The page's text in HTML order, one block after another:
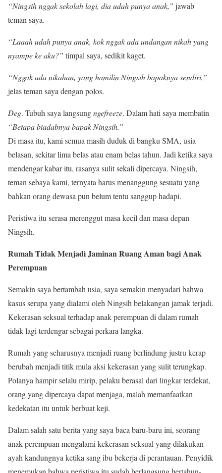
“Ningsih nggak sekolah lagi, dia udah punya anak,” jawab
teman saya.
“Laaah udah punya anak, kok nggak ada undangan nikah yang
nyampe ke aku?” timpal saya, sedikit kaget.
“Nggak ada nikahan, yanghamilin Ningsihbapaknya sendiri,”
jelas teman saya dengan polos.
Deg. Tubuh saya langsungngefreeze. Dalam hati saya membatin
“Betapa biadabnyabapak Ningsih.”
Di masa itu, kami semua masih duduk di bangku SMA, usia
belasan, sekitar lima belas atau enam belas tahun. Jadi ketika saya
mendengar kabar itu, rasanya sulit sekali dipercaya. Ningsih,
teman sebaya kami, ternyata harus menanggung sesuatu yang
bahkan orang dewasa pun belum tentu sanggup hadapi.
Peristiwa itu serasa merenggut masa kecil dan masa depan
Ningsih.
Rumah Tidak Menjadi Jaminan Ruang Aman bagi Anak
Perempuan
Semakin saya bertambah usia, saya semakin menyadari bahwa
kasus serupa yang dialami oleh Ningsih belakangan jamak terjadi.
Kekerasan seksual terhadap anak perempuan di dalam rumah
tidak lagi terdengar sebagai perkara langka.
Rumah yang seharusnya menjadi ruang berlindung justru kerap
berubah menjadi titik mula aksi kekerasan yang sulit terungkap.
Polanya hampir selalu mirip, pelaku berasal dari lingkar terdekat,
orang yang dipercaya dapat menjaga, malah memanfaatkan
kedekatan itu untuk berbuat keji.
Dalam salah satu berita yang saya baca baru-baru ini, seorang
anak perempuan mengalami kekerasan seksual yang dilakukan
ayah kandungnya ketika sang ibu bekerja di perantauan. Penyidik